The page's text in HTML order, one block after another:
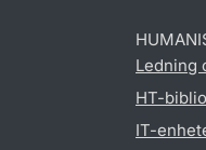
Ledning
HT-
IT-